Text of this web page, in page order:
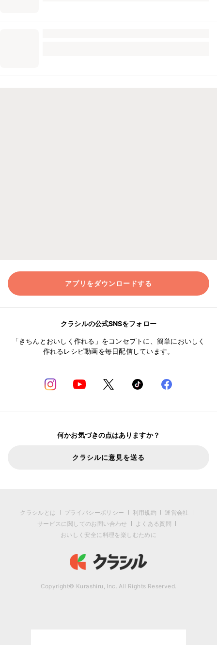
アプリをダウンロードする
クラシルの公式SNSをフォロー
「きちんとおいしく作れる」をコンセプトに、簡単においしく
作れるレシピ動画を毎日配信しています。
何かお気づきの点はありますか？
クラシルに意見を送る
クラシルとは プライバシーポリシー 利用規約
運営会社
サービスに関してのお問い合わせ
よくある質問
おいしく安全に料理を楽しむために
Copyright© Kurashiru, Inc. All Rights Reserved.